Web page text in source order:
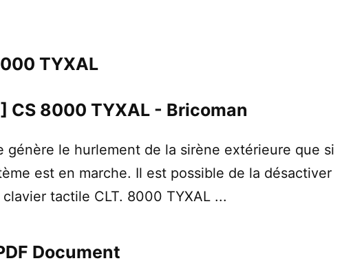
TYXAL
CS 8000 TYXAL - Bricoman
génère le hurlement de la sirène extérieure que si
est en marche. Il est possible de la désactiver
tactile CLT. 8000 TYXAL ...
Document